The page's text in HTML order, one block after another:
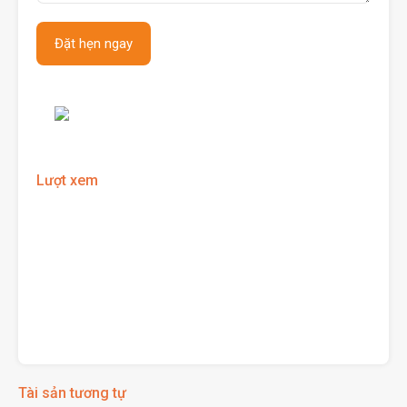
Lượt xem
Tài sản tương tự